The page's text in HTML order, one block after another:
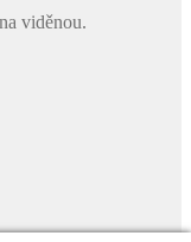
viděnou.